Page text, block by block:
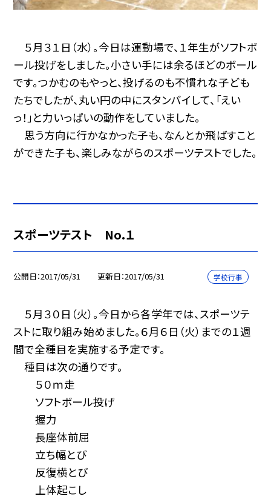
５月３１日（水）。今日は運動場で、１年生がソフトボ
ール投げをしました。小さい手には余るほどのボール
です。つかむのもやっと、投げるのも不慣れな子ども
たちでしたが、丸い円の中にスタンバイして、「えい
っ！」と力いっぱいの動作をしていました。
思う方向に行かなかった子も、なんとか飛ばすこと
ができた子も、楽しみながらのスポーツテストでした。
スポーツテスト No.１
公開日 2017/05/31 更新日 2017/05/31 学校行事
５月３０日（火）。今日から各学年では、スポーツテ
ストに取り組み始めました。６月６日（火）までの１週
間で全種目を実施する予定です。
種目は次の通りです。
５０ｍ走
ソフトボール投げ
握力
長座体前屈
立ち幅とび
反復横とび
上体起こし